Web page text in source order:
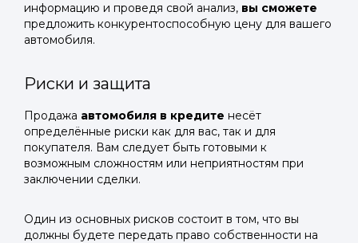
информацию и проведя свой анализ, вы сможете
предложить конкурентоспособную цену для вашего
автомобиля.
Риски и защита
Продажа автомобиля в кредите несёт
определённые риски как для вас, так и для
покупателя. Вам следует быть готовыми к
возможным сложностям или неприятностям при
заключении сделки.
Один из основных рисков состоит в том, что вы
должны будете передать право собственности на